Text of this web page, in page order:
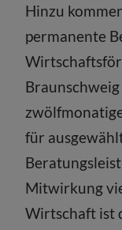
Hinzu
permanente
für
Mitwirkung
Wirtschaft ist